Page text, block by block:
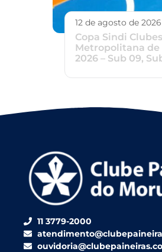
12 de agosto de 2026
Copa Sindi Clubes
Metropolitana de
2026 – Sub 09,
11 3779-2000